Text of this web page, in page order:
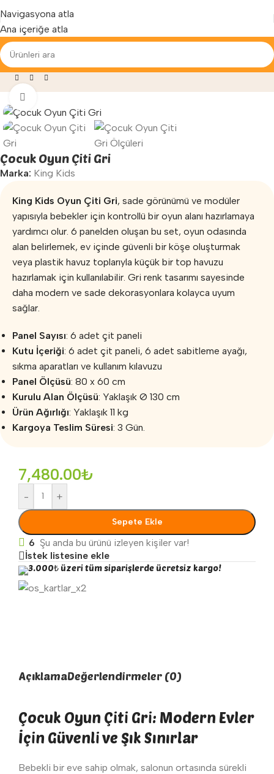
Navigasyona atla
Ana içeriğe atla
Yenilenen arayüzümüz ile hizmetinizdeyiz...
» Mağaza
Çocuk Oyun Çiti Gri
Marka: King Kids
King Kids Oyun Çiti Gri, sade görünümü ve modüler
yapısıyla bebekler için kontrollü bir oyun alanı hazırlamaya
yardımcı olur. 6 panelden oluşan bu set, oyun odasında
alan belirlemek, ev içinde güvenli bir köşe oluşturmak
veya plastik havuz toplarıyla küçük bir top havuzu
hazırlamak için kullanılabilir. Gri renk tasarımı sayesinde
daha modern ve sade dekorasyonlara kolayca uyum
sağlar.
Panel Sayısı: 6 adet çit paneli
Kutu İçeriği: 6 adet çit paneli, 6 adet sabitleme ayağı,
sıkma aparatları ve kullanım kılavuzu
Panel Ölçüsü: 80 x 60 cm
Kurulu Alan Ölçüsü: Yaklaşık Ø 130 cm
Ürün Ağırlığı: Yaklaşık 11 kg
Kargoya Teslim Süresi: 3 Gün.
7,480.00₺
- +
Sepete Ekle
6 Şu anda bu ürünü izleyen kişiler var!
İstek listesine ekle
3.000₺ üzeri tüm siparişlerde ücretsiz kargo!
AçıklamaDeğerlendirmeler (0)
Çocuk Oyun Çiti Gri: Modern Evler
İçin Güvenli ve Şık Sınırlar
Bebekli bir eve sahip olmak, salonun ortasında sürekli